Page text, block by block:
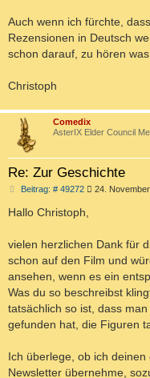
Auch wenn ich fürchte,
Rezensionen in Deutsch
schon darauf, zu hören
Christoph
Comedix
AsterIX Elder Council
Re: Zur Geschichte
Beitrag: # 49272B
i
t
g
24.
Hallo Christoph,
vielen herzlichen Dank für
schon auf den Film und
ansehen, wenn es ein
Was du so beschreibst
tatsächlich so ist, dass
gefunden hat, die Figuren
Ich überlege, ob ich
Newsletter übernehme,